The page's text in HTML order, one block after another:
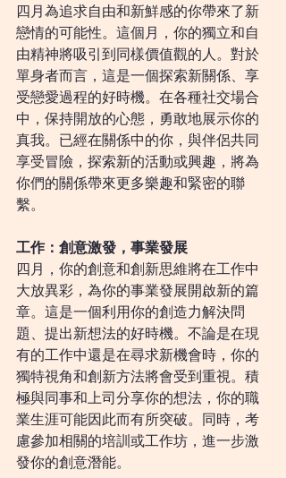
四月為追求自由和新鮮感的你帶來了新
戀情的可能性。這個月，你的獨立和自
由精神將吸引到同樣價值觀的人。對於
單身者而言，這是一個探索新關係、享
受戀愛過程的好時機。在各種社交場合
中，保持開放的心態，勇敢地展示你的
真我。已經在關係中的你，與伴侶共同
享受冒險，探索新的活動或興趣，將為
你們的關係帶來更多樂趣和緊密的聯
繫。
工作：創意激發，事業發展
四月，你的創意和創新思維將在工作中
大放異彩，為你的事業發展開啟新的篇
章。這是一個利用你的創造力解決問
題、提出新想法的好時機。不論是在現
有的工作中還是在尋求新機會時，你的
獨特視角和創新方法將會受到重視。積
極與同事和上司分享你的想法，你的職
業生涯可能因此而有所突破。同時，考
慮參加相關的培訓或工作坊，進一步激
發你的創意潛能。